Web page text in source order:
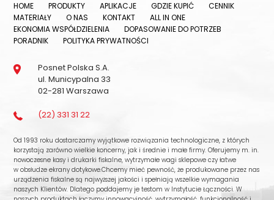
HOME PRODUKTY APLIKACJE GDZIE KUPIĆ
CENNIK
MATERIAŁY
O NAS KONTAKT
ALL IN ONE
EKONOMIA WSPÓŁDZIELENIA
DOPASOWANIE DO POTRZEB
PORADNIK
POLITYKA PRYWATNOŚCI
Posnet Polska S.A.
ul. Municypalna 33
02-281 Warszawa
(22) 331 31 22
Od 1993 roku dostarczamy wyjątkowe rozwiązania technologiczne, z których
korzystają zarówno wielkie koncerny, jak i średnie i małe firmy. Oferujemy m. in.
nowoczesne kasy i drukarki fiskalne, wytrzymałe wagi sklepowe czy łatwe
w obsłudze ekrany dotykowe.Chcemy mieć pewność, że produkowane przez nas
urządzenia fiskalne są najwyższej jakości i spełniają wszelkie wymagania
naszych Klientów. Dlatego poddajemy je testom w Instytucie Łączności. W